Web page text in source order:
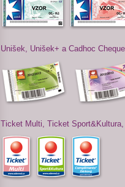
Unišek, Unišek+ a Cadhoc
Ticket Multi, Ticket